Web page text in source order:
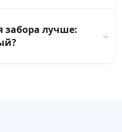
забора лучше: